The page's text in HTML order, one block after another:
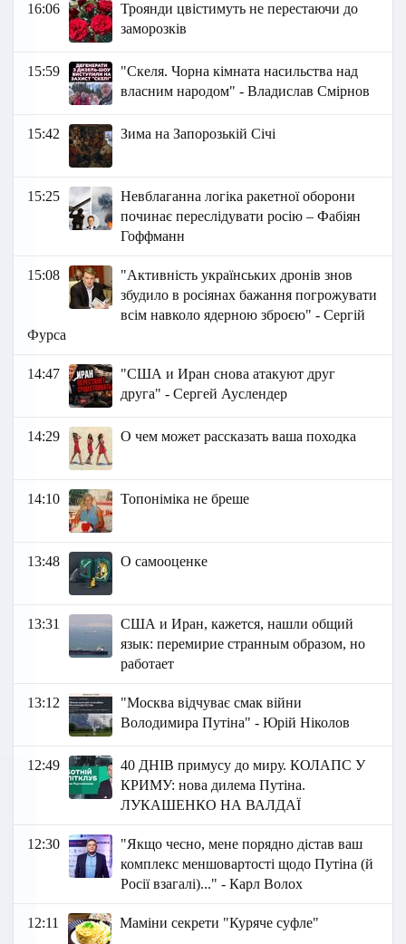
16:06
Троянди цвістимуть не перестаючи до
заморозків
15:59
"Скеля. Чорна кімната насильства над
власним народом" - Владислав Смірнов
15:42 Зима на Запорозькій Січі
15:25
Невблаганна логіка ракетної оборони
починає переслідувати росію – Фабіян
Гоффманн
15:08
"Активність українських дронів знов
збудило в росіянах бажання погрожувати
всім навколо ядерною зброєю" - Сергій
Фурса
14:47
"США и Иран снова атакуют друг
друга" - Сергей Ауслендер
14:29 О чем может рассказать ваша походка
14:10 ​Топоніміка не бреше
13:48 О самооценке
13:31
США и Иран, кажется, нашли общий
язык: перемирие странным образом, но
работает
13:12
"Москва відчуває смак війни
Володимира Путіна" - Юрій Ніколов
12:49
40 ДНІВ примусу до миру. КОЛАПС У
КРИМУ: нова дилема Путіна.
ЛУКАШЕНКО НА ВАЛДАЇ
12:30
"Якщо чесно, мене порядно дістав ваш
комплекс меншовартості щодо Путіна (й
Росії взагалі)..." - Карл Волох
12:11 Маміни секрети "Куряче суфле"